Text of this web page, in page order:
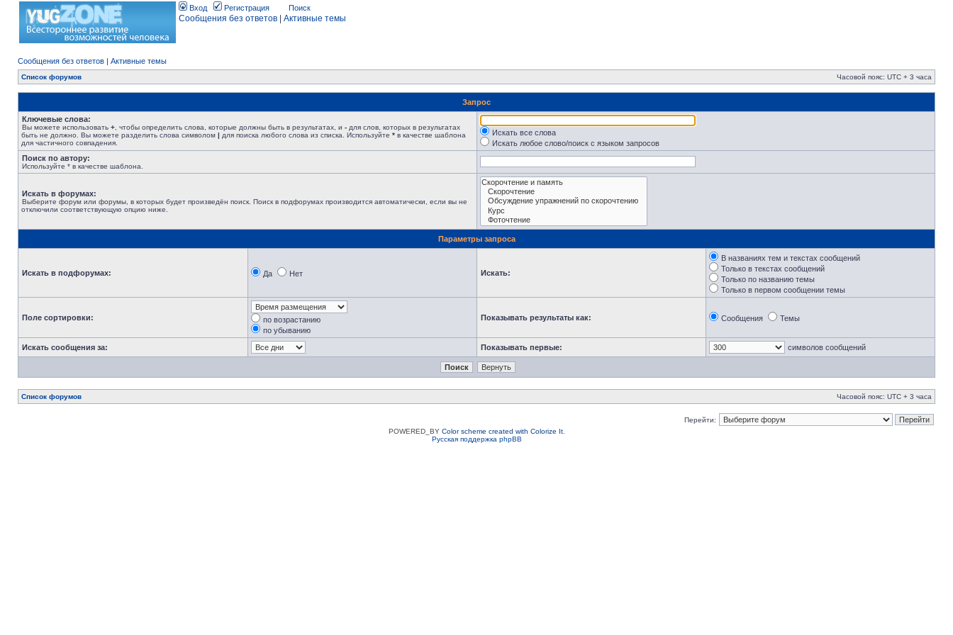
Вход Регистрация Поиск
Сообщения без ответов Активные темы
Сообщения без ответов | Активные темы
Список форумов Часовой пояс: UTC + 3 часа
Запрос
Ключевые слова:
Вы можете использовать + , чтобы определить слова, которые должны быть в результатах, и - для слов, которых в результатах
быть не должно. Вы можете разделить слова символом | для поиска любого слова из списка. Используйте * в качестве шаблона
для частичного совпадения.
Искать все слова
Искать любое слово/поиск с языком запросов
Поиск по автору:
Используйте * в качестве шаблона.
Искать в форумах:
Выберите форум или форумы, в которых будет произведён поиск. Поиск в подфорумах производится автоматически, если вы не
отключили соответствующую опцию ниже.
Параметры запроса
Искать в подфорумах: Да Нет Искать:
В названиях тем и текстах сообщений
Только в текстах сообщений
Только по названию темы
Только в первом сообщении темы
Поле сортировки:
по возрастанию
по убыванию
Показывать результаты как: Сообщения Темы
Искать сообщения за: Показывать первые: символов сообщений
Список форумов Часовой пояс: UTC + 3 часа
Перейти:
POWERED_BY Color scheme created with Colorize It.
Русская поддержка phpBB